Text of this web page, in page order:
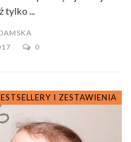
tylko ...
0
I ZESTAWIENIA